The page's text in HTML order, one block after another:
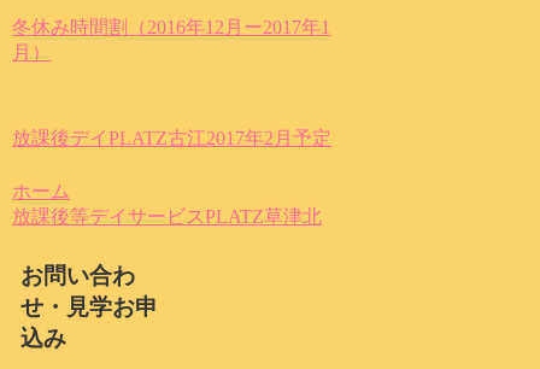
冬休み時間割（2016年12月ー2017年1
月）
放課後デイPLATZ古江2017年2月予定
ホーム
放課後等デイサービスPLATZ草津北
お問い合わ
せ・見学お申
込み